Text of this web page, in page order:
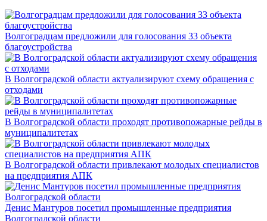
Волгоградцам предложили для голосования 33 объекта
благоустройства
В Волгоградской области актуализируют схему обращения с
отходами
В Волгоградской области проходят противопожарные рейды в
муниципалитетах
В Волгоградской области привлекают молодых специалистов
на предприятия АПК
Денис Мантуров посетил промышленные предприятия
Волгоградской области